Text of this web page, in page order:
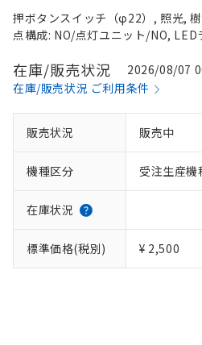
押ボタンスイッチ（φ22）, 照光,
点構成: NO/点灯ユニット/NO,
在庫/販売状況
2026/08/07
在庫/販売状況 ご利用条件
販売状況 販売中
機種区分 受注生産機
在庫状況
標準価格(税別) ¥ 2,500